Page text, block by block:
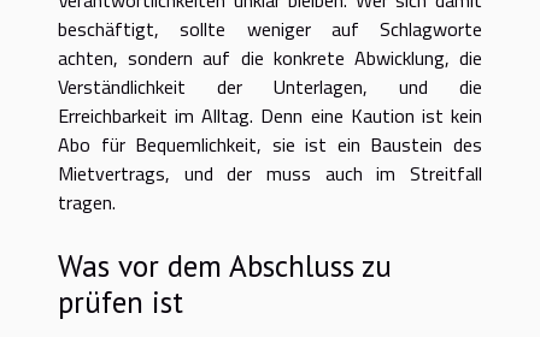
beschäftigt, sollte weniger auf Schlagworte
achten, sondern auf die konkrete Abwicklung, die
Verständlichkeit der Unterlagen, und die
Erreichbarkeit im Alltag. Denn eine Kaution ist kein
Abo für Bequemlichkeit, sie ist ein Baustein des
Mietvertrags, und der muss auch im Streitfall
tragen.
Was vor dem Abschluss zu
prüfen ist